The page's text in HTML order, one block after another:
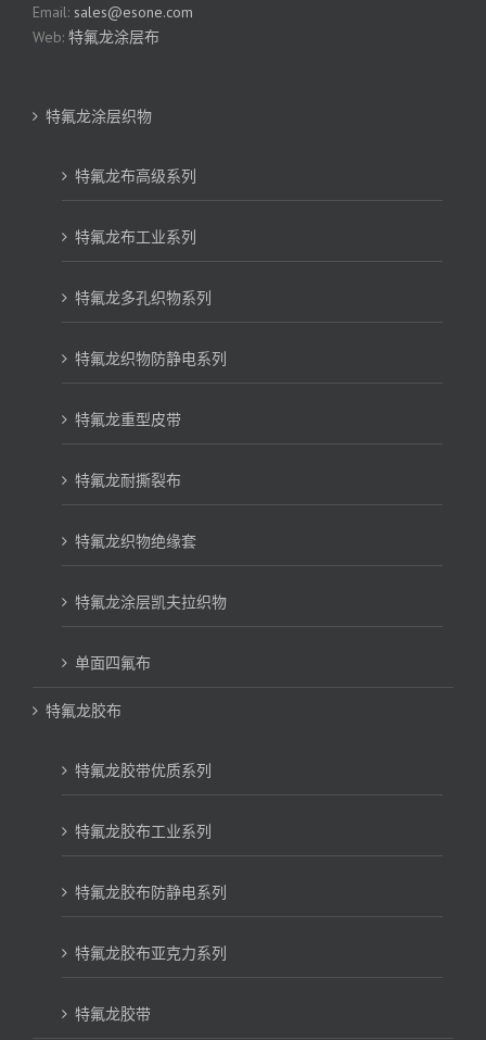
Email: sales@esone.com
Web: 特氟龙涂层布
特氟龙涂层织物
特氟龙布高级系列
特氟龙布工业系列
特氟龙多孔织物系列
特氟龙织物防静电系列
特氟龙重型皮带
特氟龙耐撕裂布
特氟龙织物绝缘套
特氟龙涂层凯夫拉织物
单面四氟布
特氟龙胶布
特氟龙胶带优质系列
特氟龙胶布工业系列
特氟龙胶布防静电系列
特氟龙胶布亚克力系列
特氟龙胶带